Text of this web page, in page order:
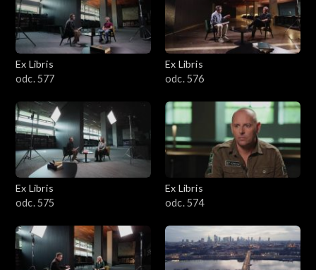
Ex Libris
odc. 577
Ex Libris
odc. 576
Ex Libris
odc. 575
Ex Libris
odc. 574